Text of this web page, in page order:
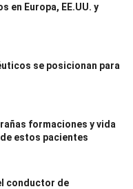
en Europa, EE.UU. y
se posicionan para
formaciones y vida
estos pacientes
conductor de